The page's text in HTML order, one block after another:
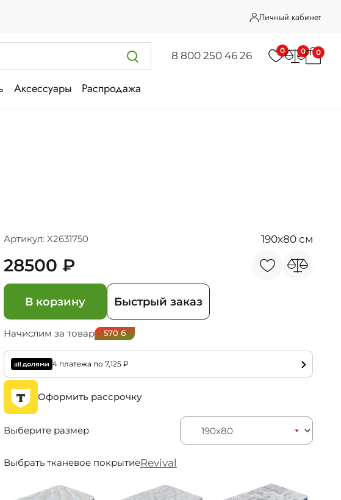
Личный кабинет
8 800 250 46 26 0 0 0
Аксессуары Распродажа
Артикул: X2631750 190x80 см
28500 ₽
В корзину Быстрый заказ
Начислим за товар 570б
4 платежа по 7,125₽
Оформить рассрочку
Выберите размер
Выбрать тканевое покрытиеRevival